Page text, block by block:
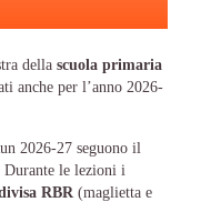
della scuola primaria
anche per l’anno 2026-
2026-27 seguono il
Durante le lezioni i
RBR (maglietta e